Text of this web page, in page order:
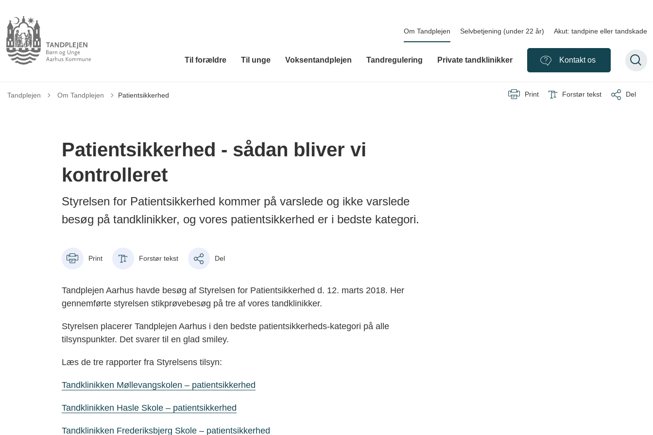
Om Tandplejen Selvbetjening (under 22 år) Akut: tandpine eller tandskade
Til forældre Til unge Voksentandplejen Tandregulering Private tandklinikker Kontakt os
Tandplejen Tilbage til
Om Tandplejen Patientsikkerhed Print Forstør tekst Del
Patientsikkerhed - sådan bliver vi
kontrolleret
Styrelsen for Patientsikkerhed kommer på varslede og ikke varslede
besøg på tandklinikker, og vores patientsikkerhed er i bedste kategori.
Print Forstør tekst Del
Tandplejen Aarhus havde besøg af Styrelsen for Patientsikkerhed d. 12. marts 2018. Her
gennemførte styrelsen stikprøvebesøg på tre af vores tandklinikker.
Styrelsen placerer Tandplejen Aarhus i den bedste patientsikkerheds-kategori på alle
tilsynspunkter. Det svarer til en glad smiley.
Læs de tre rapporter fra Styrelsens tilsyn:
Tandklinikken Møllevangskolen – patientsikkerhed
Tandklinikken Hasle Skole – patientsikkerhed
Tandklinikken Frederiksbjerg Skole – patientsikkerhed